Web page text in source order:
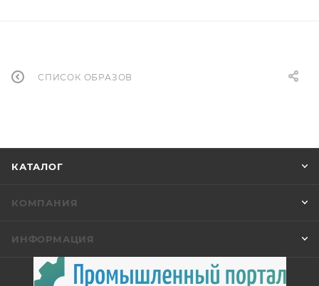
СПИСОК ОБРАЗОВ
КАТАЛОГ
КОМПАНИЯ
ИНФОРМАЦИЯ